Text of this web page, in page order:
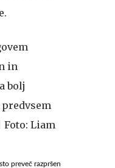
preveč razpršen